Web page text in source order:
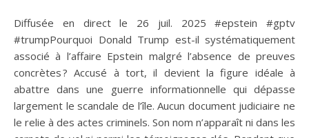
Diffusée en direct le 26 juil. 2025 #epstein #gptv
#trumpPourquoi Donald Trump est-il systématiquement
associé à l’affaire Epstein malgré l’absence de preuves
concrètes ? Accusé à tort, il devient la figure idéale à
abattre dans une guerre informationnelle qui dépasse
largement le scandale de l’île. Aucun document judiciaire ne
le relie à des actes criminels. Son nom n’apparaît ni dans les